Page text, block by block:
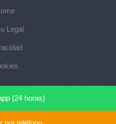
(24 horas)
Legal
· Web de instalación de
·Mapa del sitio